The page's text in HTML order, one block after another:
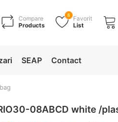
Compare
Products
8
Favorit
List
SEAP Contact
08ABCD white /